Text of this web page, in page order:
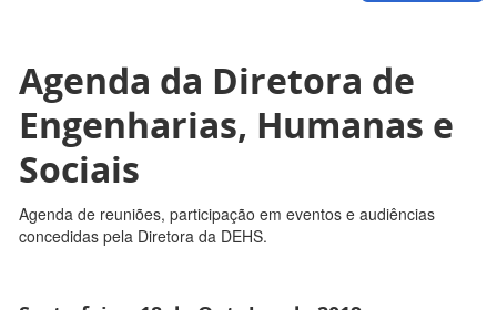
Agenda da Diretora de
Engenharias, Humanas e
Sociais
Agenda de reuniões, participação em eventos e audiências
concedidas pela Diretora da DEHS.